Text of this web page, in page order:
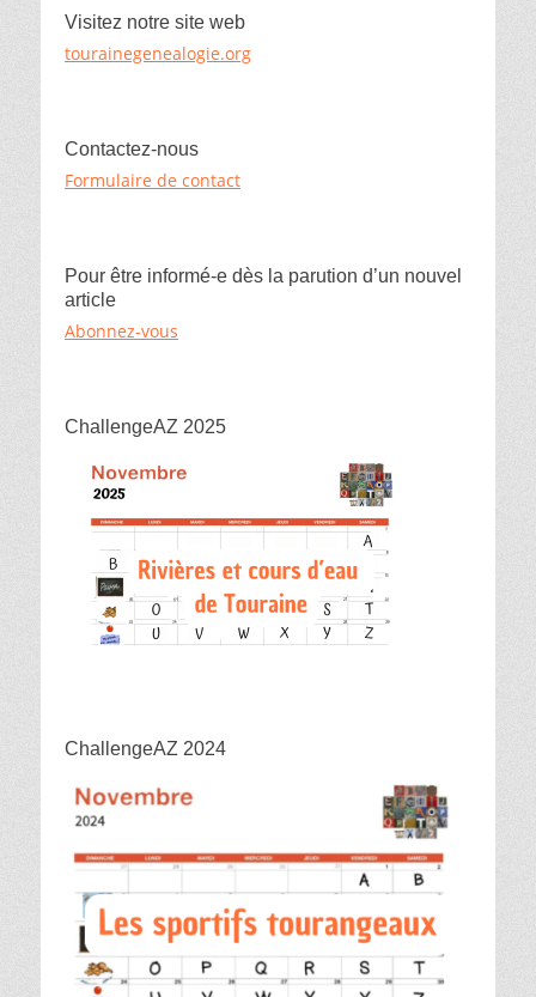
e
e
o
t
a
Visitez notre site web
tourainegenealogie.org
Contactez-nous
Formulaire de contact
Pour être informé-e dès la parution d’un nouvel
article
Abonnez-vous
ChallengeAZ 2025
ChallengeAZ 2024